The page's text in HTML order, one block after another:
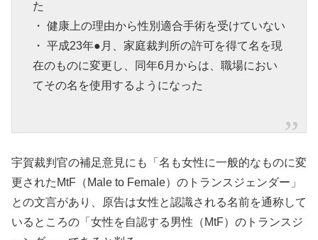
た
・ 健康上の理由から性別適合手術を受けていない
・ 平成23年●月、家庭裁判所の許可を得て名を現
在のものに変更し、同年6月からは、職場におい
てその名を使用するようになった
宇賀裁判官の補足意見にも「名も女性に一般的なものに変
更されたMtF（Male to Female）のトランスジェンダー」
との文言があり、原告は女性と認識される名前を通称して
いるところの「女性を自認する男性（MtF）のトランスジ